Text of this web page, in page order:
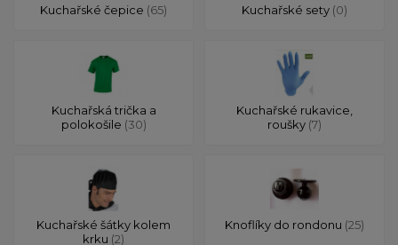
Kuchařské čepice (65) Kuchařské sety (0)
Kuchařská trička a
polokošile (30)
Kuchařské rukavice,
roušky (7)
Kuchařské šátky kolem
krku (2)
Knoflíky do rondonu (25)